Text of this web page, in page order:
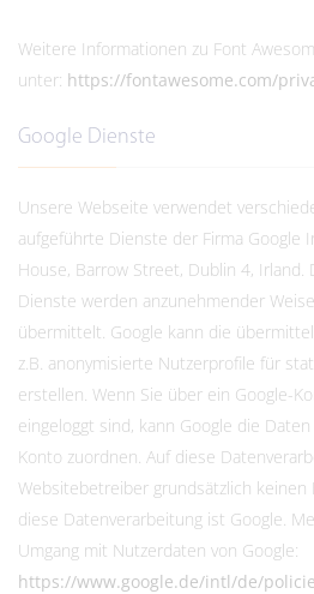
Weitere Informationen zu Font
unter: https://fontawesome.com/
Google Dienste
Unsere Webseite verwendet
aufgeführte Dienste der Firma Google
House, Barrow Street, Dublin 4,
Dienste werden anzunehmender
übermittelt. Google kann die
z.B. anonymisierte Nutzerprofile für
erstellen. Wenn Sie über ein Google-
eingeloggt sind, kann Google die
Konto zuordnen. Auf diese
Websitebetreiber grundsätzlich keinen
diese Datenverarbeitung ist Google.
Umgang mit Nutzerdaten von Google:
https://www.google.de/intl/de/